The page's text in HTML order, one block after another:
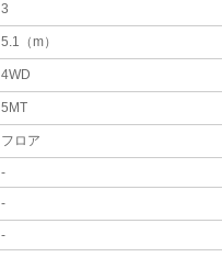
3
5.1（m）
4WD
5MT
フロア
-
-
-